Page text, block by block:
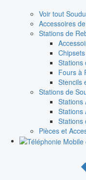
Voir tout
Accessoires
Stations de
Stations
Fours à
Stencils
Stations de
Stations
Stations
Stations
Pièces et